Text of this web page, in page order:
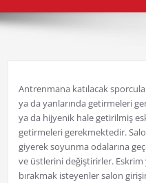
Antrenmana katılacak
ya da yanlarında getirmeleri
ya da hijyenik hale getirilmiş
getirmeleri gerekmektedir.
giyerek soyunma odalarına
ve üstlerini değiştirirler. Eskrim
bırakmak isteyenler salon